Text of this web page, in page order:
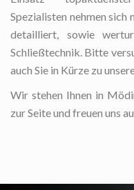
Spezialisten nehmen
detailliert, sowie
Schließtechnik. Bitte
auch Sie in Kürze zu
Wir stehen Ihnen in
zur Seite und freuen uns